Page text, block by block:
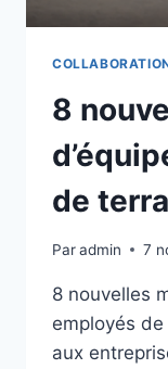
8
de
Paradmin 7
8 nouvelles
employés
aux